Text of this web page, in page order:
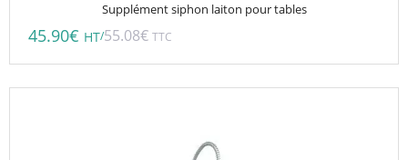
Supplément siphon laiton pour tables
45.90€ HT/55.08€ TTC